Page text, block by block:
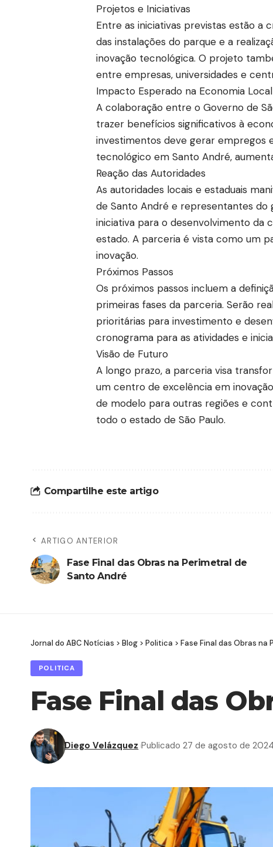
Projetos e Iniciativas
Entre as iniciativas previstas estão a
das instalações do parque e a
inovação tecnológica. O projeto
entre empresas, universidades e
Impacto Esperado na Economia Local
A colaboração entre o Governo de
trazer benefícios significativos à
investimentos deve gerar
tecnológico em Santo André,
Reação das Autoridades
As autoridades locais e estaduais
de Santo André e representantes
iniciativa para o desenvolvimento da
estado. A parceria é vista como um
inovação.
Próximos Passos
Os próximos passos incluem a
primeiras fases da parceria. Serão
prioritárias para investimento e
cronograma para as atividades e
Visão de Futuro
A longo prazo, a parceria visa
um centro de excelência em
de modelo para outras regiões e
todo o estado de São Paulo.
Compartilhe este artigo
ARTIGO ANTERIOR
Fase Final das Obras na Perimetral de
Santo André
Jornal do ABC Notícias > Blog > Politica > Fase Final das Obras na
POLITICA
Fase Final das
Diego Velázquez Publicado 27 de agosto de 2024